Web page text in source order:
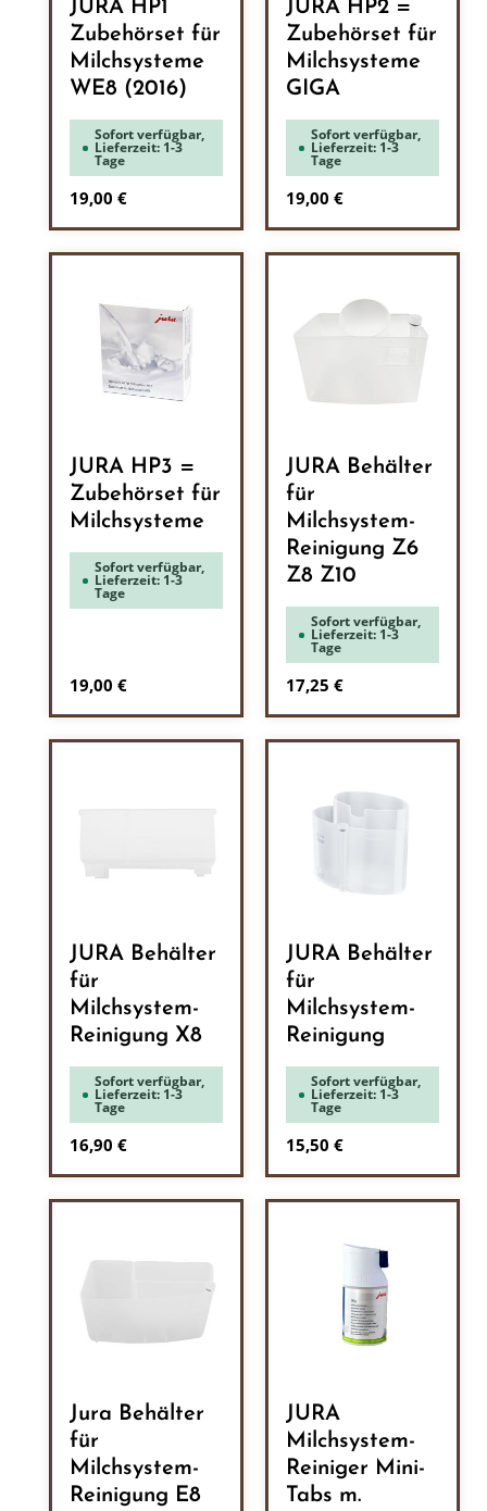
JURA HP1
Zubehörset für
Milchsysteme
WE8 (2016)
Sofort verfügbar,
Lieferzeit: 1-3
Tage
Regulärer Preis:
19,00 €
JURA HP2 =
Zubehörset für
Milchsysteme
GIGA
Sofort verfügbar,
Lieferzeit: 1-3
Tage
Regulärer Preis:
19,00 €
JURA HP3 =
Zubehörset für
Milchsysteme
Sofort verfügbar,
Lieferzeit: 1-3
Tage
Regulärer Preis:
19,00 €
JURA Behälter
für
Milchsystem-
Reinigung Z6
Z8 Z10
Sofort verfügbar,
Lieferzeit: 1-3
Tage
Regulärer Preis:
17,25 €
JURA Behälter
für
Milchsystem-
Reinigung X8
Sofort verfügbar,
Lieferzeit: 1-3
Tage
Regulärer Preis:
16,90 €
JURA Behälter
für
Milchsystem-
Reinigung
Sofort verfügbar,
Lieferzeit: 1-3
Tage
Regulärer Preis:
15,50 €
Jura Behälter
für
Milchsystem-
Reinigung E8
JURA
Milchsystem-
Reiniger Mini-
Tabs m.